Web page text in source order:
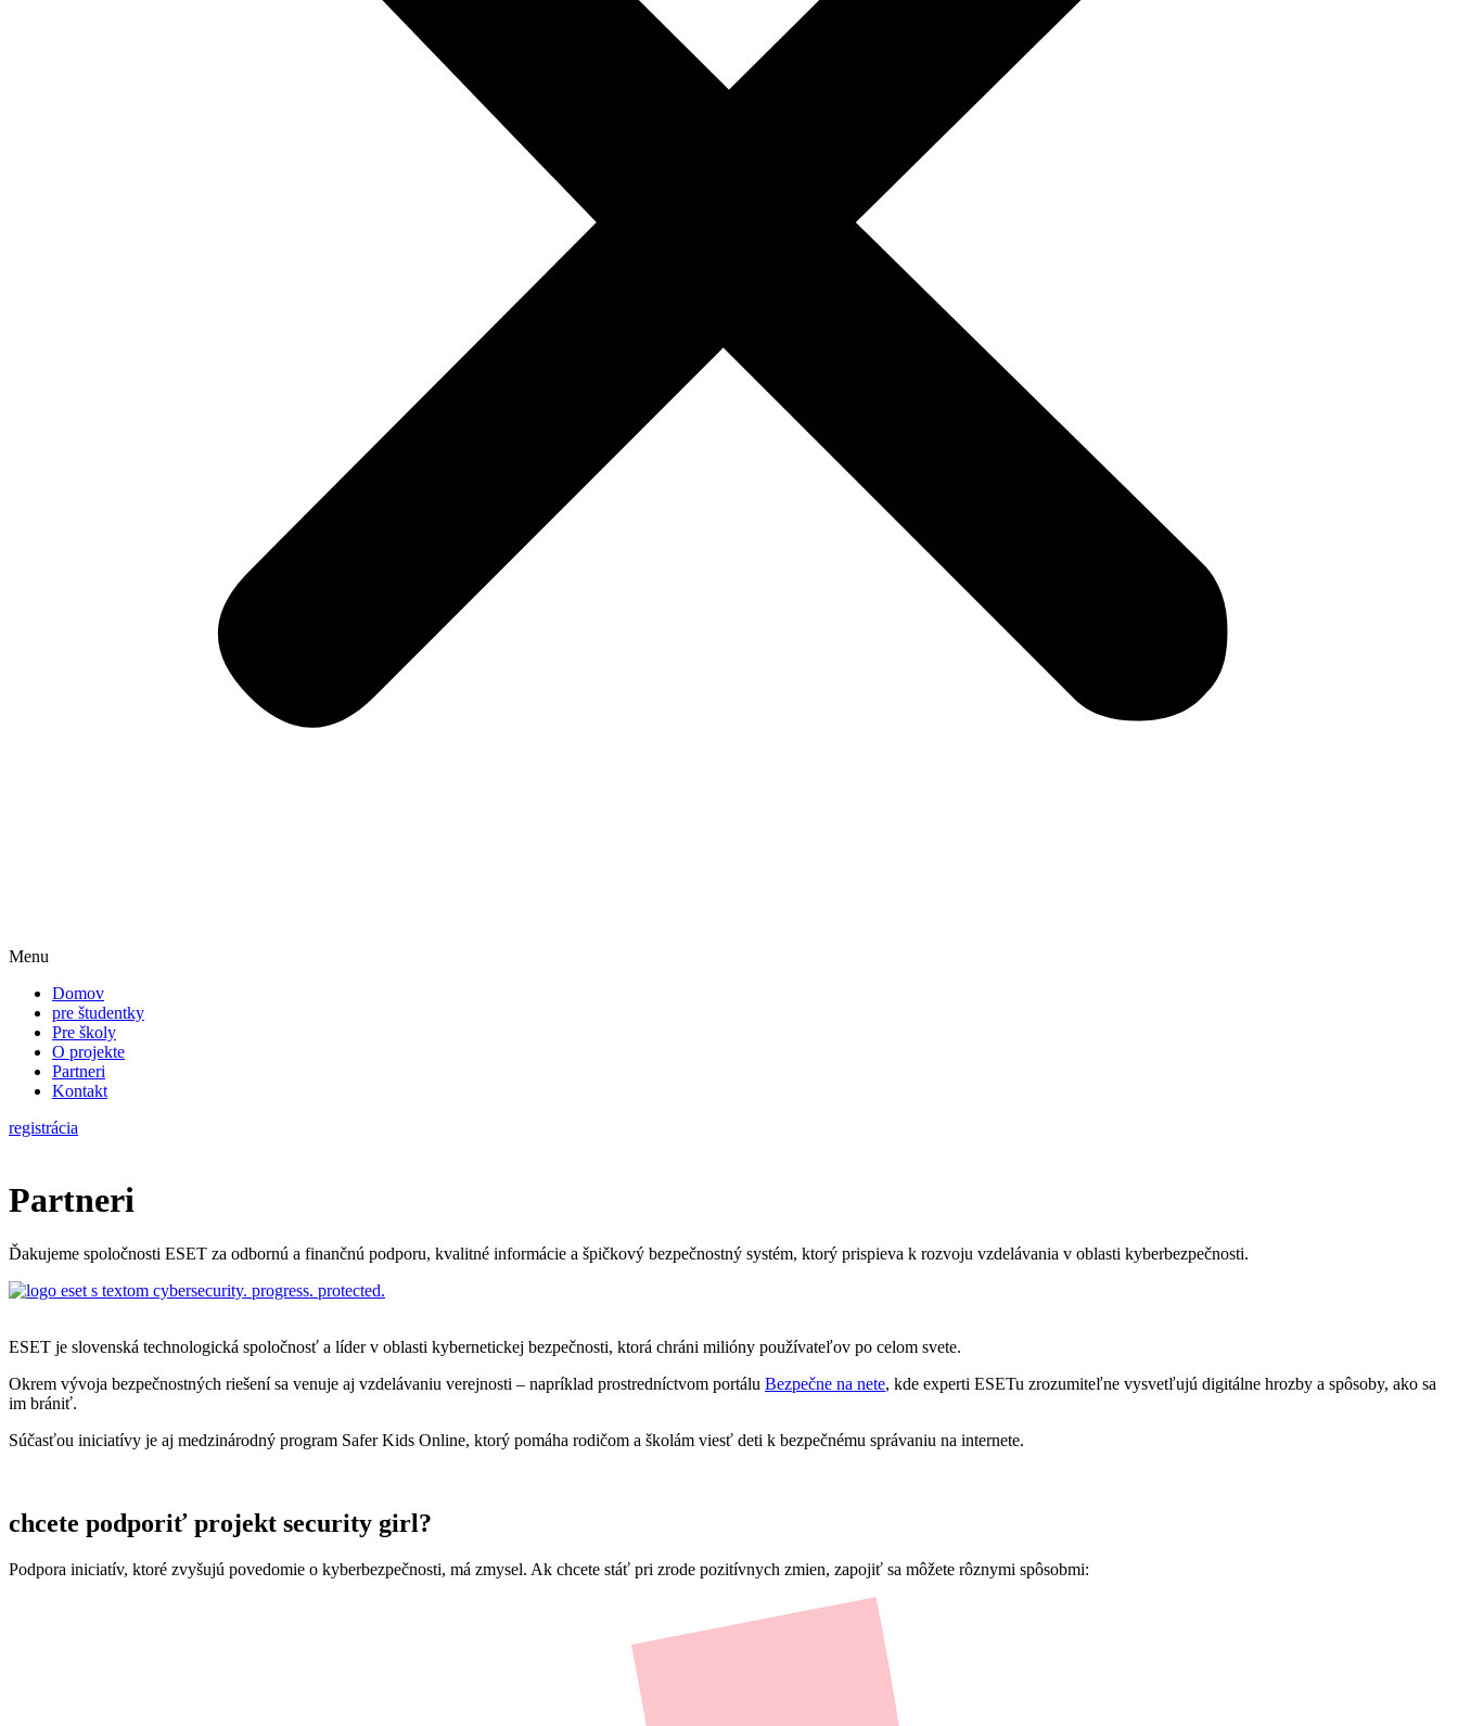
Menu
Domov
pre študentky
Pre školy
O projekte
Partneri
Kontakt
registrácia
Partneri
Ďakujeme spoločnosti ESET za odbornú a finančnú podporu, kvalitné informácie a špičkový bezpečnostný systém, ktorý prispieva k rozvoju vzdelávania v oblasti kyberbezpečnosti.
ESET je slovenská technologická spoločnosť a líder v oblasti kybernetickej bezpečnosti, ktorá chráni milióny používateľov po celom svete.
Okrem vývoja bezpečnostných riešení sa venuje aj vzdelávaniu verejnosti – napríklad prostredníctvom portálu Bezpečne na nete, kde experti ESETu zrozumiteľne vysvetľujú digitálne hrozby a spôsoby, ako sa
im brániť.
Súčasťou iniciatívy je aj medzinárodný program Safer Kids Online, ktorý pomáha rodičom a školám viesť deti k bezpečnému správaniu na internete.
chcete podporiť projekt security girl?
Podpora iniciatív, ktoré zvyšujú povedomie o kyberbezpečnosti, má zmysel. Ak chcete stáť pri zrode pozitívnych zmien, zapojiť sa môžete rôznymi spôsobmi: